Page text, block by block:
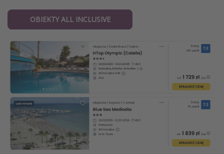
OBIEKTY ALL INCLUSIVE